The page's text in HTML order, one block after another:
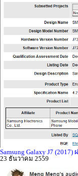
Samsung Galaxy J7
23 ธันวาคม 2559